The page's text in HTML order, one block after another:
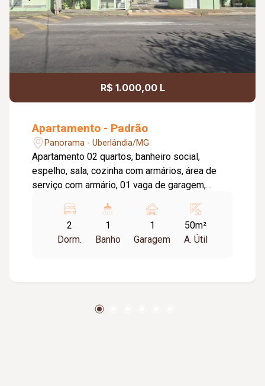
R$ 1.000,00 L
Apartamento - Padrão
Panorama - Uberlândia/MG
Apartamento 02 quartos, banheiro social,
espelho, sala, cozinha com armários, área de
serviço com armário, 01 vaga de garagem,
quiosque com churrasqueira, elevador. Isento
taxa condominial. Valor do condomínio (
aproximadamente ) : 218,42 / Taxa de mudança
2
Dorm.
1
Banho
1
Garagem
50m²
A. Útil